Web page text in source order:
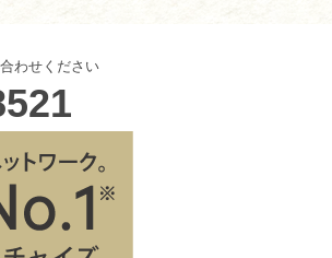
わせください